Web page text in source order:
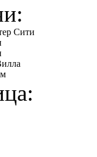
Сити